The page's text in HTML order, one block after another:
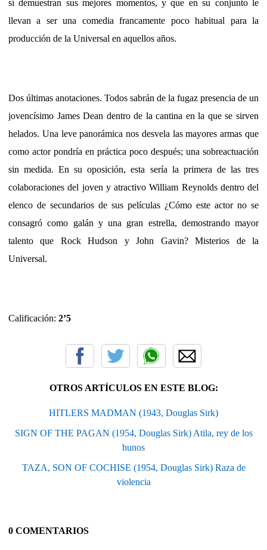
sí demuestran sus mejores momentos, y que en su conjunto le
llevan a ser una comedia francamente poco habitual para la
producción de la Universal en aquellos años.
Dos últimas anotaciones. Todos sabrán de la fugaz presencia de un
jovencísimo James Dean dentro de la cantina en la que se sirven
helados. Una leve panorámica nos desvela las mayores armas que
como actor pondría en práctica poco después; una sobreactuación
sin medida. En su oposición, esta sería la primera de las tres
colaboraciones del joven y atractivo William Reynolds dentro del
elenco de secundarios de sus películas ¿Cómo este actor no se
consagró como galán y una gran estrella, demostrando mayor
talento que Rock Hudson y John Gavin? Misterios de la
Universal.
Calificación: 2’5
OTROS ARTÍCULOS EN ESTE BLOG:
HITLERS MADMAN (1943, Douglas Sirk)
SIGN OF THE PAGAN (1954, Douglas Sirk) Atila, rey de los
hunos
TAZA, SON OF COCHISE (1954, Douglas Sirk) Raza de
violencia
0 COMENTARIOS